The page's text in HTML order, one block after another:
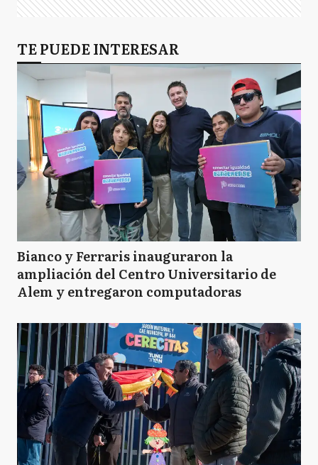
TE PUEDE INTERESAR
Bianco y Ferraris inauguraron la
ampliación del Centro Universitario de
Alem y entregaron computadoras